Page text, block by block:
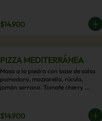
casero.
$14.900
PIZZA MEDITERRÁNEA
Masa a la piedra con base de salsa
pomodoro, mozzarella, rúcula,
jamón serrano. Tomate cherry
$14.900